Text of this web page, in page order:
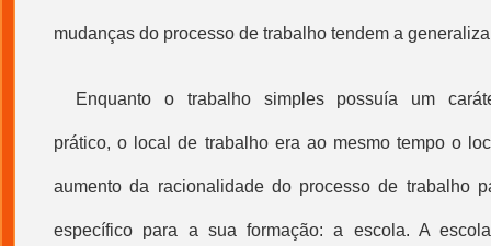
mudanças do processo de trabalho tendem a
Enquanto o trabalho simplespossuía um
prático, o local de trabalho era ao mesmo tempo o
aumento da racionalidade do processo de trabalho
específico para a sua formação: a escola. A